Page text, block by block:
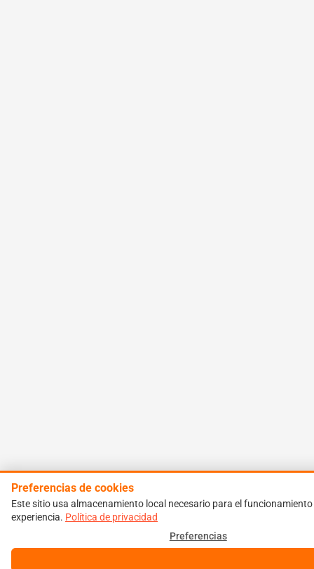
Preferencias de cookies
Este sitio usa almacenamiento local necesario para el
experiencia. Política de privacidad
Preferencias